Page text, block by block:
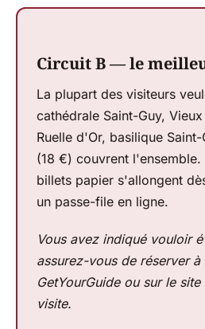
Circuit B — le
La plupart des visiteurs
cathédrale Saint-Guy,
Ruelle d'Or, basilique
(18 €) couvrent
billets papier s'allongent
un passe-file en ligne.
Vous avez indiqué vouloir
assurez-vous de réserver
GetYourGuide ou sur le
visite.